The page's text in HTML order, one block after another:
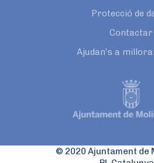
Protecció de
Contactar
Ajudan’s a
© 2020 Ajuntament de